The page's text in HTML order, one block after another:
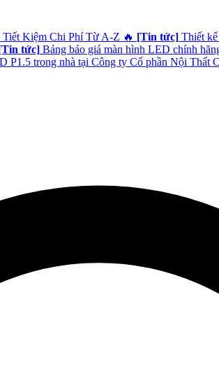
Kiệm Chi Phí Từ A-Z 🔥 [Tin tức] Thiết
tức] Bảng báo giá màn hình LED chính
P1.5 trong nhà tại Công ty Cổ phần Nội Thất